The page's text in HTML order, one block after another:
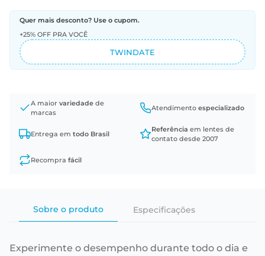
Quer mais desconto? Use o cupom.
+25% OFF PRA VOCÊ
TWINDATE
A maior variedade de
marcas
Atendimento especializado
Entrega em todo Brasil
Referência em lentes de
contato desde 2007
Recompra fácil
Sobre o produto Especificações
Experimente o desempenho durante todo o dia e